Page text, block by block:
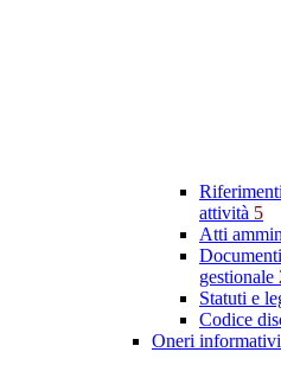
attività 5
Atti
gestionale
Statuti e
Codice
Oneri